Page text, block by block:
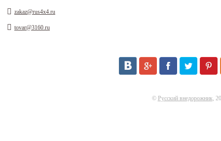
zakaz@rus4x4.ru
tovar@3160.ru
© Русский внедорожник,